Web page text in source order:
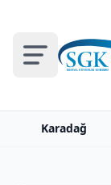
Karadağ